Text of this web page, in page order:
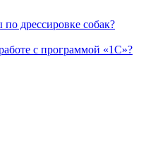
дрессировке собак?
с программой «1С»?